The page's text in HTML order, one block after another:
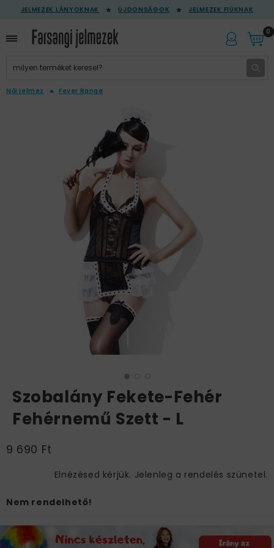
JELMEZEK LÁNYOKNAK ÚJDONSÁGOK JELMEZEK FIÚKNAK
0
Női jelmez Fever Range
Szobalány Fekete-Fehér
Fehérnemű Szett - L
9 690 Ft
Elnézésed kérjük. Jelenleg a rendelés szünetel.
Nem rendelhető!